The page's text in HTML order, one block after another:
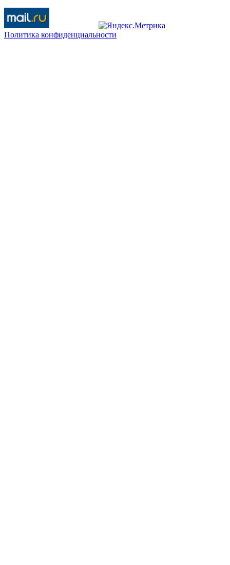
Политика конфиденциальности